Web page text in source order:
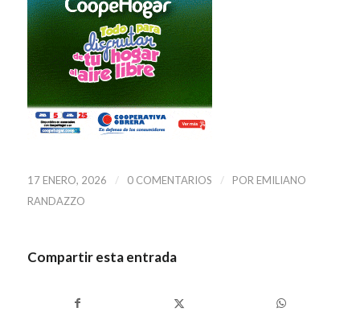
17 ENERO, 2026 / 0 COMENTARIOS / POR EMILIANO
RANDAZZO
Compartir esta entrada